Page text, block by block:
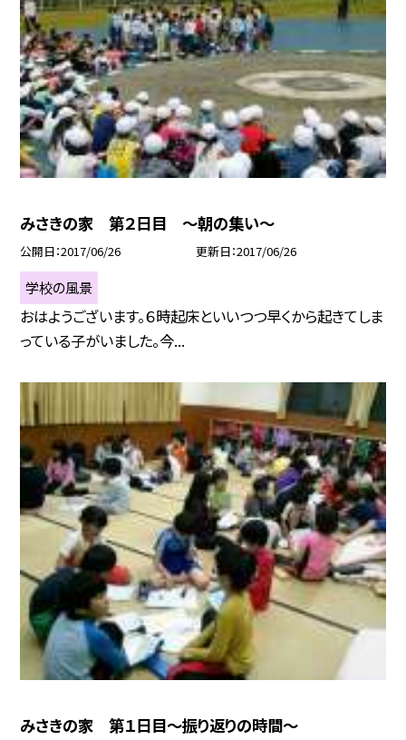
みさきの家 第２日目 〜朝の集い〜
公開日 2017/06/26 更新日 2017/06/26
学校の風景
おはようございます。６時起床といいつつ早くから起きてしま
っている子がいました。今...
みさきの家 第１日目〜振り返りの時間〜